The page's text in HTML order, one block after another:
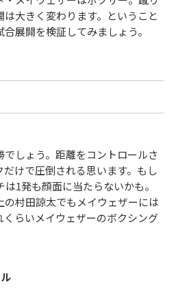
大きく変わります。ということ
展開を検証してみましょう。
しょう。距離をコントロールさ
けで圧倒される思います。もし
1発も顔面に当たらないかも。
の村田諒太でもメイウェザーには
らいメイウェザーのボクシング